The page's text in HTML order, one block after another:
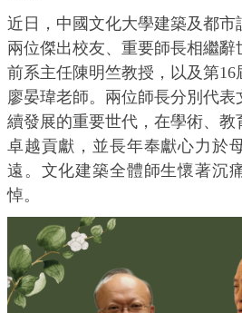
近日，中國文化大學建築及都市
兩位傑出校友、重要師長相繼
前系主任陳明竺教授，以及第
廖晏瑋老師。兩位師長分別代
續發展的重要世代，在學術、
卓越貢獻，並長年奉獻心力於
遠。文化建築全體師生懷著沉
悼。